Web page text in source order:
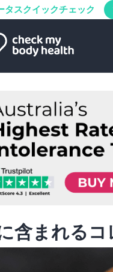
タスクイックチェック
含まれる